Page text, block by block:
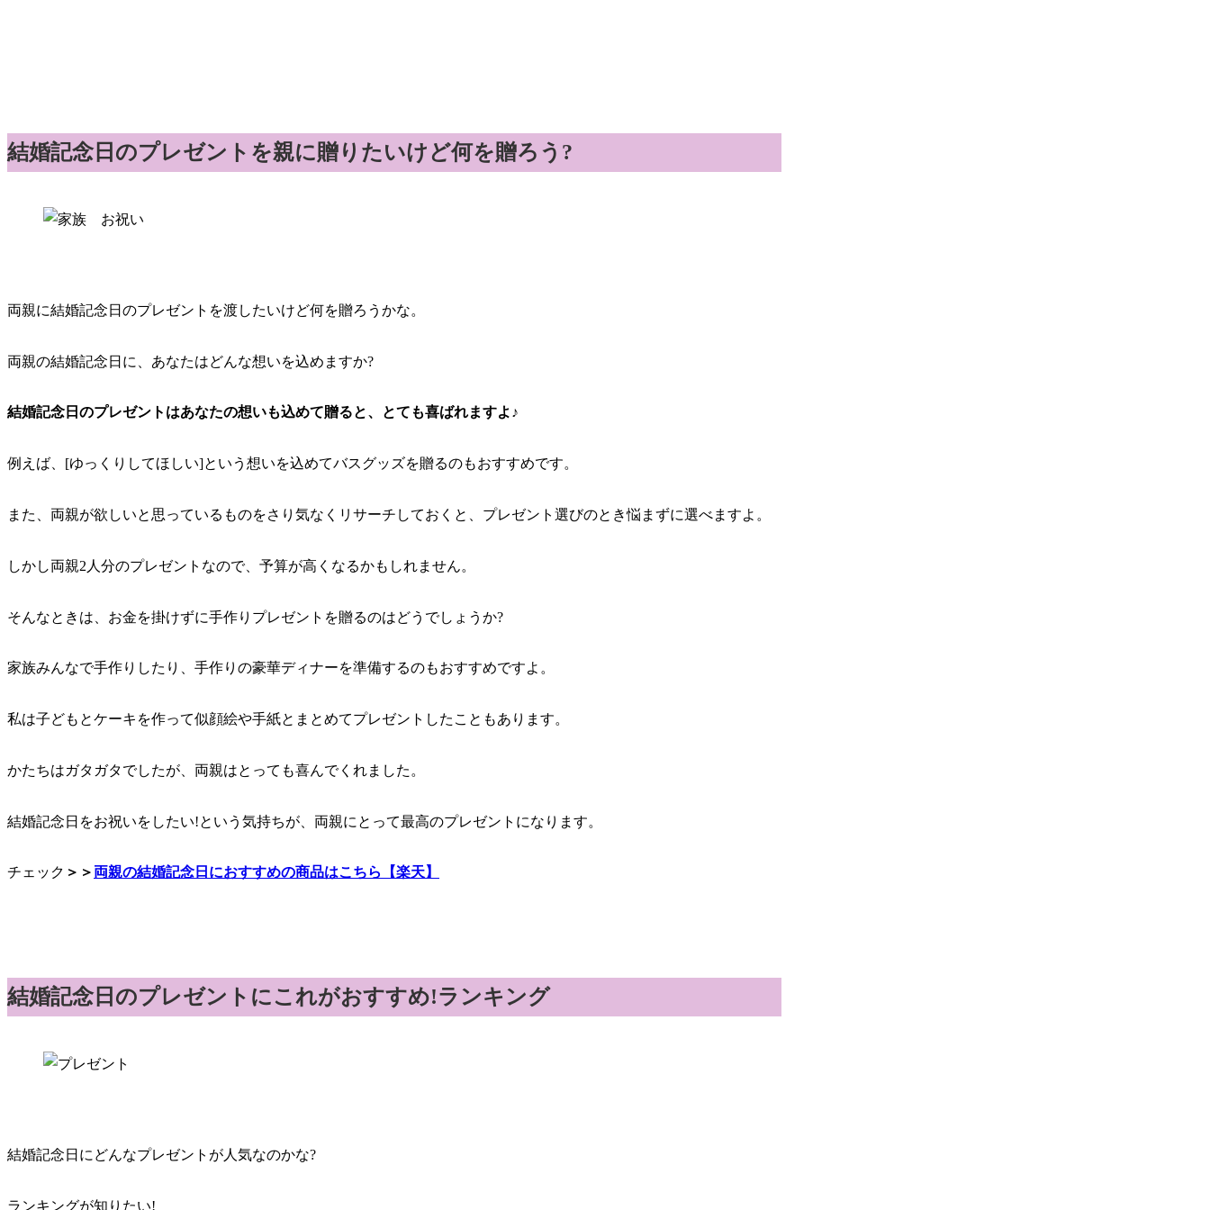
結婚記念日のプレゼントを親に贈りたいけど何を贈ろう?
両親に結婚記念日のプレゼントを渡したいけど何を贈ろうかな。
両親の結婚記念日に、あなたはどんな想いを込めますか?
結婚記念日のプレゼントはあなたの想いも込めて贈ると、とても喜ばれますよ♪
例えば、[ゆっくりしてほしい]という想いを込めてバスグッズを贈るのもおすすめです。
また、両親が欲しいと思っているものをさり気なくリサーチしておくと、プレゼント選びのとき悩まずに選べますよ。
しかし両親2人分のプレゼントなので、予算が高くなるかもしれません。
そんなときは、お金を掛けずに手作りプレゼントを贈るのはどうでしょうか?
家族みんなで手作りしたり、手作りの豪華ディナーを準備するのもおすすめですよ。
私は子どもとケーキを作って似顔絵や手紙とまとめてプレゼントしたこともあります。
かたちはガタガタでしたが、両親はとっても喜んでくれました。
結婚記念日をお祝いをしたい!という気持ちが、両親にとって最高のプレゼントになります。
チェック ＞＞ 両親の結婚記念日におすすめの商品はこちら【楽天】
結婚記念日のプレゼントにこれがおすすめ!ランキング
結婚記念日にどんなプレゼントが人気なのかな?
ランキングが知りたい!